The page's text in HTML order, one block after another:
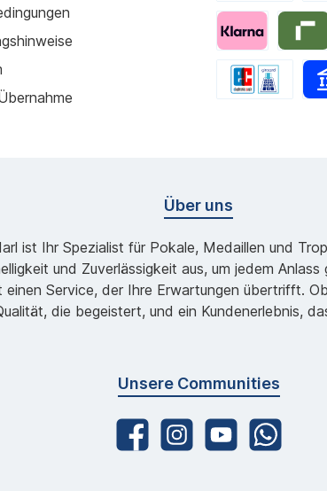
Über uns
ist Ihr Spezialist für Pokale, Medaillen und
und Zuverlässigkeit aus, um jedem
Service, der Ihre Erwartungen übertrifft.
die begeistert, und ein Kundenerlebnis,
Unsere Communities